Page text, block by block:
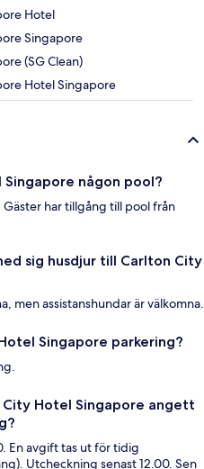
Hotel
Singapore
(SG Clean)
Hotel Singapore
någon pool?
har tillgång till pool från
sig husdjur till Carlton City
men assistanshundar är välkomna.
Singapore parkering?
Hotel Singapore angett
En avgift tas ut för tidig
Utcheckning senast 12.00. Sen